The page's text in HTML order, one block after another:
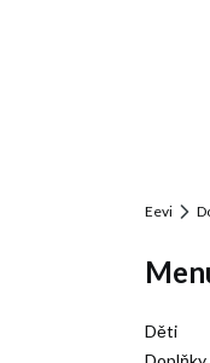
Eevi
Děti